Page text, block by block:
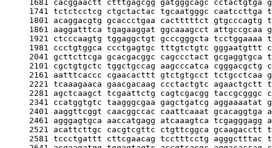
1681 cacggaactt ctttgagcgg gatgggcagc cctactgtga
1741 tctctcctcg ctgctactac tgcaatgggc caatccttga
1801 acaggacgtg gcaccctgaa cactttttct gtgcccagtg
1861 aaggatttca tgagaaggat ggcaaagcct attgccgcaa
1921 ctcccaagtg tggaggctgt gcccgggcta tcctggaaaa
1981 ccctgtggca ccctgagtgc tttgtctgtc gggaatgttt
2041 gcttcttcga gcacgacggc cagccctact gcgaggtgca
2101 cgctgtgctc tggctgccag aagcccatca cgggacgctg
2161 aatttcaccc cgaacacttt gtctgtgcct tctgcctcaa
2221 tcaaagaaca gaacgacaag ccctactgtc agaactgctt
2281 agctcaagct tcgaattctg cagtcgacgg taccgcgggc
2341 ccatggtgtc taagggcgaa gagctgatcg aggaaaatat
2401 aaggttcggt caacggccac caattcaaat gcacaggtga
2461 agggagtgca aaccatgagg atcaaagtca tcgagggagg
2521 acattcttgc cacgtcgttc ctgttcggca gcaagacctt
2581 tccctgattt cttcgaacag tcctttcctg agggctttac